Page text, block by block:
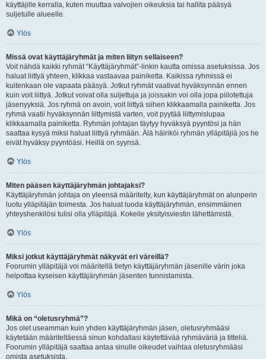
käyttäjille kerralla, kuten muuttaa valvojien oikeuksia tai hallita pääsyä
suljetulle alueelle.
Ylös
Missä ovat käyttäjäryhmät ja miten liityn sellaiseen?
Voit nähdä kaikki ryhmät “Käyttäjäryhmät”-linkin kautta omissa asetuksissa. Jos
haluat liittyä yhteen, klikkaa vastaavaa painiketta. Kaikissa ryhmissä ei
kuitenkaan ole vapaata pääsyä. Jotkut ryhmät vaativat hyväksynnän ennen
kuin voit liittyä. Jotkut voivat olla suljettuja ja joissakin voi olla jopa piilotettuja
jäsenyyksiä. Jos ryhmä on avoin, voit liittyä siihen klikkaamalla painiketta. Jos
ryhmä vaatii hyväksynnän liittymistä varten, voit pyytää liittymislupaa
klikkaamalla painiketta. Ryhmän johtajan täytyy hyväksyä pyyntösi ja hän
saattaa kysyä miksi haluat liittyä ryhmään. Älä häiriköi ryhmän ylläpitäjiä jos he
eivät hyväksy pyyntöäsi. Heillä on syynsä.
Ylös
Miten pääsen käyttäjäryhmän johtajaksi?
Käyttäjäryhmän johtaja on yleensä määritelty, kun käyttäjäryhmät on alunperin
luotu ylläpitäjän toimesta. Jos haluat luoda käyttäjäryhmän, ensimmäinen
yhteyshenkilösi tulisi olla ylläpitäjä. Kokeile yksityisviestin lähettämistä.
Ylös
Miksi jotkut käyttäjäryhmät näkyvät eri väreillä?
Foorumin ylläpitäjä voi määritellä tietyn käyttäjäryhmän jäsenille värin joka
helpottaa kyseisen käyttäjäryhmän jäsenten tunnistamista.
Ylös
Mikä on “oletusryhmä”?
Jos olet useamman kuin yhden käyttäjäryhmän jäsen, oletusryhmääsi
käytetään määriteltäessä sinun kohdallasi käytettävää ryhmäväriä ja titteliä.
Foorumin ylläpitäjä saattaa antaa sinulle oikeudet vaihtaa oletusryhmääsi
omista asetuksista.